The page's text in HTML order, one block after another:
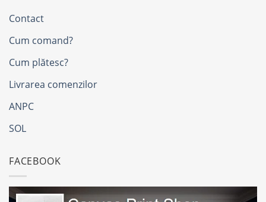
Contact
Cum comand?
Cum plătesc?
Livrarea comenzilor
ANPC
SOL
FACEBOOK